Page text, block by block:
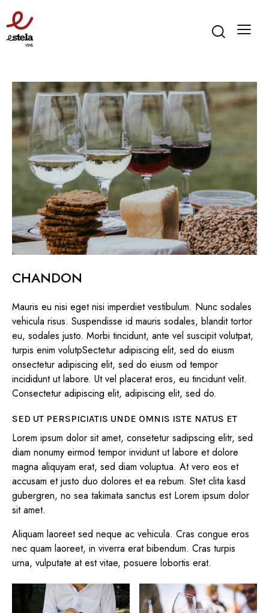
CHANDON
Mauris eu nisi eget nisi imperdiet vestibulum. Nunc sodales
vehicula risus. Suspendisse id mauris sodales, blandit tortor
eu, sodales justo. Morbi tincidunt, ante vel suscipit volutpat,
turpis enim volutpSectetur adipiscing elit, sed do eiusm
onsectetur adipiscing elit, sed do eiusm od tempor
incididunt ut labore. Ut vel placerat eros, eu tincidunt velit.
Consectetur adipiscing elit, adipiscing elit, sed do.
SED UT PERSPICIATIS UNDE OMNIS ISTE NATUS ET
Lorem ipsum dolor sit amet, consetetur sadipscing elitr, sed
diam nonumy eirmod tempor invidunt ut labore et dolore
magna aliquyam erat, sed diam voluptua. At vero eos et
accusam et justo duo dolores et ea rebum. Stet clita kasd
gubergren, no sea takimata sanctus est Lorem ipsum dolor
sit amet.
Aliquam laoreet sed neque ac vehicula. Cras congue eros
nec quam laoreet, in viverra erat bibendum. Cras turpis
urna, vulputate at est vitae, posuere lobortis erat.